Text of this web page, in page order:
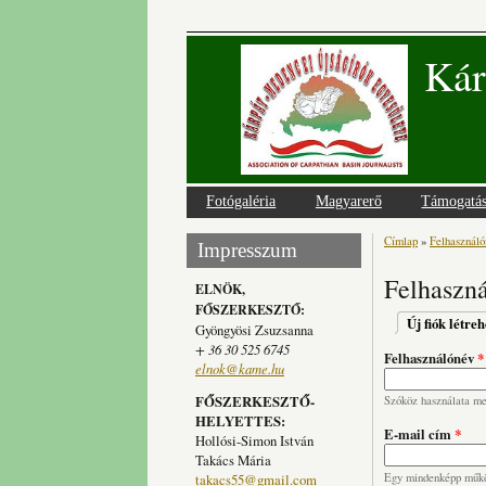
Fotógaléria Magyarerő Támogatás
Impresszum
ELNÖK,
FŐSZERKESZTŐ:
Gyöngyösi Zsuzsanna
+ 36 30 525 6745
elnok@kame.hu
FŐSZERKESZTŐ-
HELYETTES:
Hollósi-Simon István
Takács Mária
takacs55@gmail.com
Jelenlegi
Címlap »
Új fiók
Felhasználónév*
Szóköz használata
E-mail cím*
Egy mindenképp